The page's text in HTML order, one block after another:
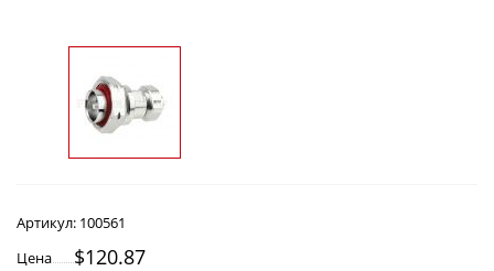
Артикул: 100561
Цена
$120.87